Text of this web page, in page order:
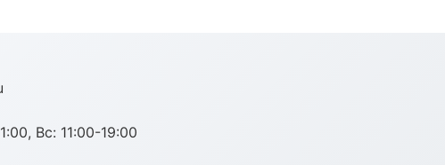
Вс: 11:00-19:00